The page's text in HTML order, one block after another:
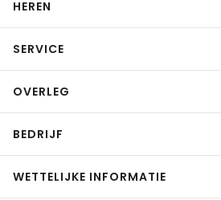
HEREN
SERVICE
OVERLEG
BEDRIJF
WETTELIJKE INFORMATIE